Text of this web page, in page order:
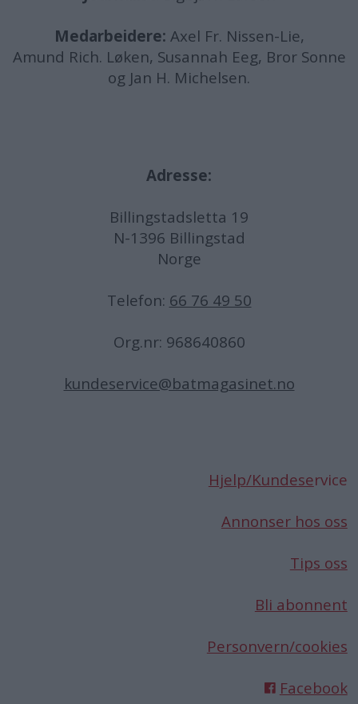
Medarbeidere: Axel Fr. Nissen-Lie,
Amund Rich. Løken, Susannah Eeg, Bror Sonne
og Jan H. Michelsen.
Adresse:
Billingstadsletta 19
N-1396 Billingstad
Norge
Telefon: 66 76 49 50
Org.nr: 968640860
kundeservice@batmagasinet.no
Hjelp/Kundeservice
Annonser hos oss
Tips oss
Bli abonnent
Personvern/cookies
Facebook